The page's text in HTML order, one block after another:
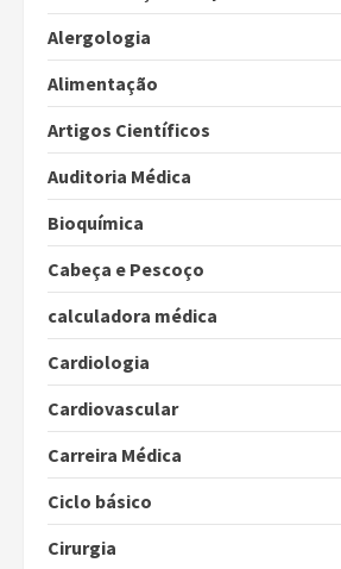
Alergologia
Alimentação
Artigos Científicos
Auditoria Médica
Bioquímica
Cabeça e Pescoço
calculadora médica
Cardiologia
Cardiovascular
Carreira Médica
Ciclo básico
Cirurgia